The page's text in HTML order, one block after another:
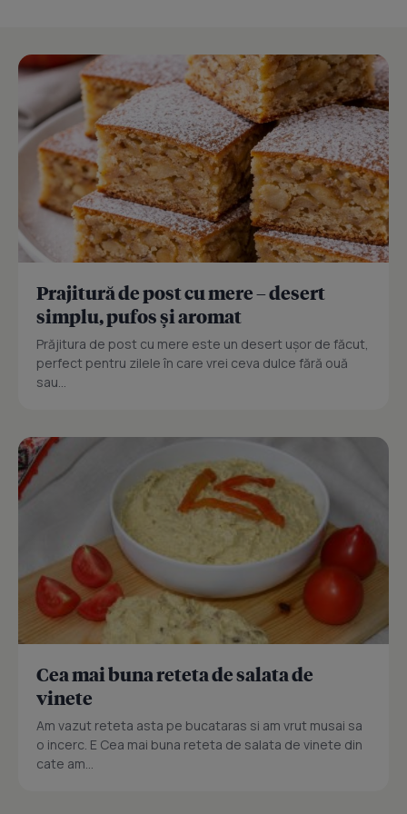
Prajitură de post cu mere – desert
simplu, pufos și aromat
Prăjitura de post cu mere este un desert ușor de făcut,
perfect pentru zilele în care vrei ceva dulce fără ouă
sau...
Cea mai buna reteta de salata de
vinete
Am vazut reteta asta pe bucataras si am vrut musai sa
o incerc. E Cea mai buna reteta de salata de vinete din
cate am...